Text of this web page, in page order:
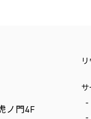
ノ門4F